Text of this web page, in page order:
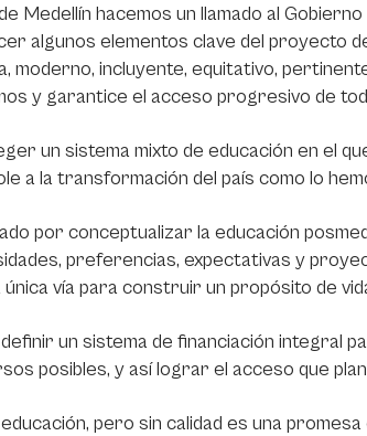
Medellín hacemos un llamado al
algunos elementos clave del proyecto
moderno, incluyente, equitativo,
y garantice el acceso progresivo de
un sistema mixto de educación en el
a la transformación del país como lo
por conceptualizar la educación
preferencias, expectativas y
vía para construir un propósito de
un sistema de financiación integral
posibles, y así lograr el acceso que
pero sin calidad es una